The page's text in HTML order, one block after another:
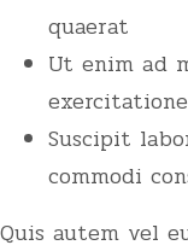
quaerat
Ut enim ad
Suscipit
commodi
Quis autem vel